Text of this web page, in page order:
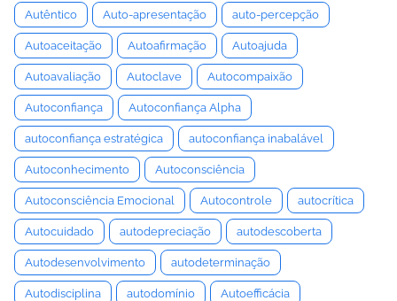
Autêntico Auto-apresentação auto-percepção
Autoaceitação Autoafirmação Autoajuda
Autoavaliação Autoclave Autocompaixão
Autoconfiança Autoconfiança Alpha
autoconfiança estratégica autoconfiança inabalável
Autoconhecimento Autoconsciência
Autoconsciência Emocional Autocontrole autocrítica
Autocuidado autodepreciação autodescoberta
Autodesenvolvimento autodeterminação
Autodisciplina autodomínio Autoefficácia